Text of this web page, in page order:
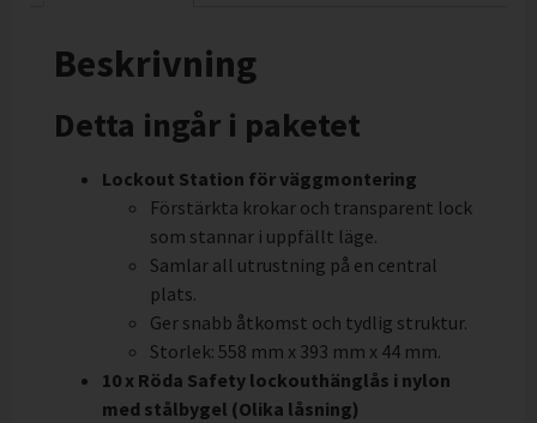
Beskrivning
Detta ingår i paketet
Lockout Station för väggmontering
Förstärkta krokar och transparent lock
som stannar i uppfällt läge.
Samlar all utrustning på en central
plats.
Ger snabb åtkomst och tydlig struktur.
Storlek: 558 mm x 393 mm x 44 mm.
10 x Röda Safety lockouthänglås i nylon
med stålbygel (Olika låsning)